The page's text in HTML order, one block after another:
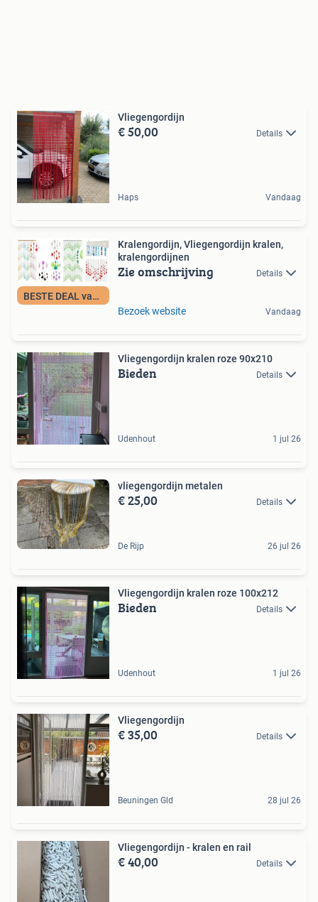
Vliegengordijn
€ 50,00 Details
Haps Vandaag
BESTE DEAL vandaag
Kralengordijn, Vliegengordijn kralen,
kralengordijnen
Zie omschrijving Details
Bezoek website Vandaag
Vliegengordijn kralen roze 90x210
Bieden Details
Udenhout 1 jul 26
vliegengordijn metalen
€ 25,00 Details
De Rijp 26 jul 26
Vliegengordijn kralen roze 100x212
Bieden Details
Udenhout 1 jul 26
Vliegengordijn
€ 35,00 Details
Beuningen Gld 28 jul 26
Vliegengordijn - kralen en rail
€ 40,00 Details